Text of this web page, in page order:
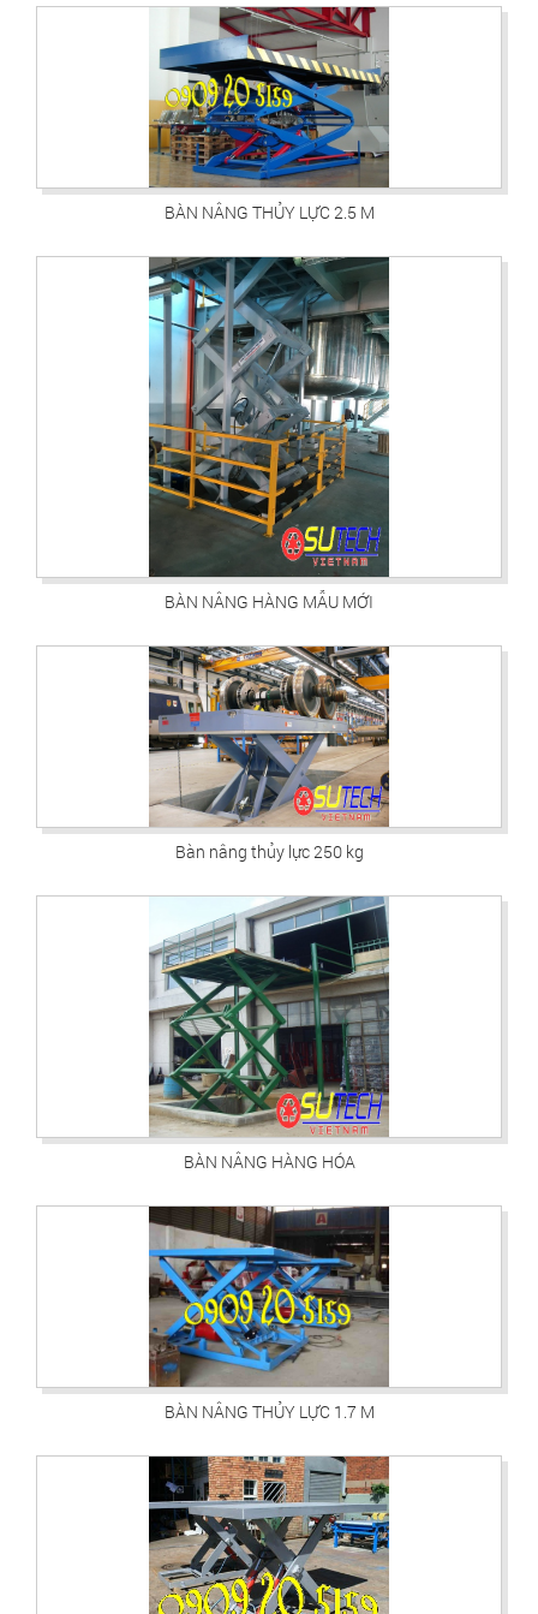
BÀN NÂNG THỦY LỰC 2.5 M
BÀN NÂNG HÀNG MẪU MỚI
Bàn nâng thủy lực 250 kg
BÀN NÂNG HÀNG HÓA
BÀN NÂNG THỦY LỰC 1.7 M